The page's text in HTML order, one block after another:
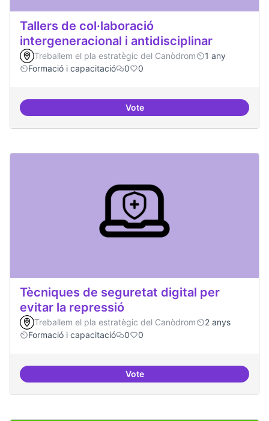
Tallers de col·laboració
intergeneracional i antidisciplinar
Treballem el pla estratègic del Canòdrom
1 any
Formació i capacitació
0 0
VoteTallers de col·laboració
Tècniques de seguretat digital per
evitar la repressió
Treballem el pla estratègic del Canòdrom
2 anys
Formació i capacitació
0 0
VoteTècniques de seguretat digital